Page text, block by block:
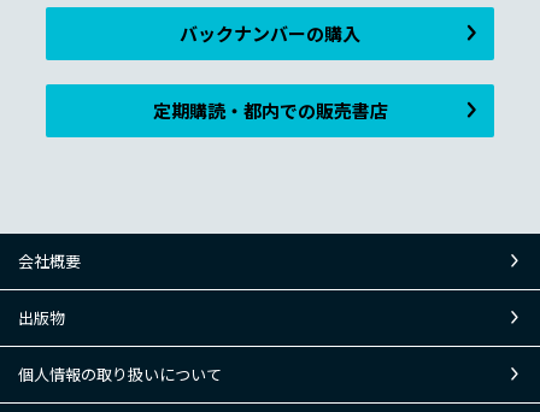
バックナンバーの購入
定期購読・都内での販売書店
会社概要
出版物
個人情報の取り扱いについて